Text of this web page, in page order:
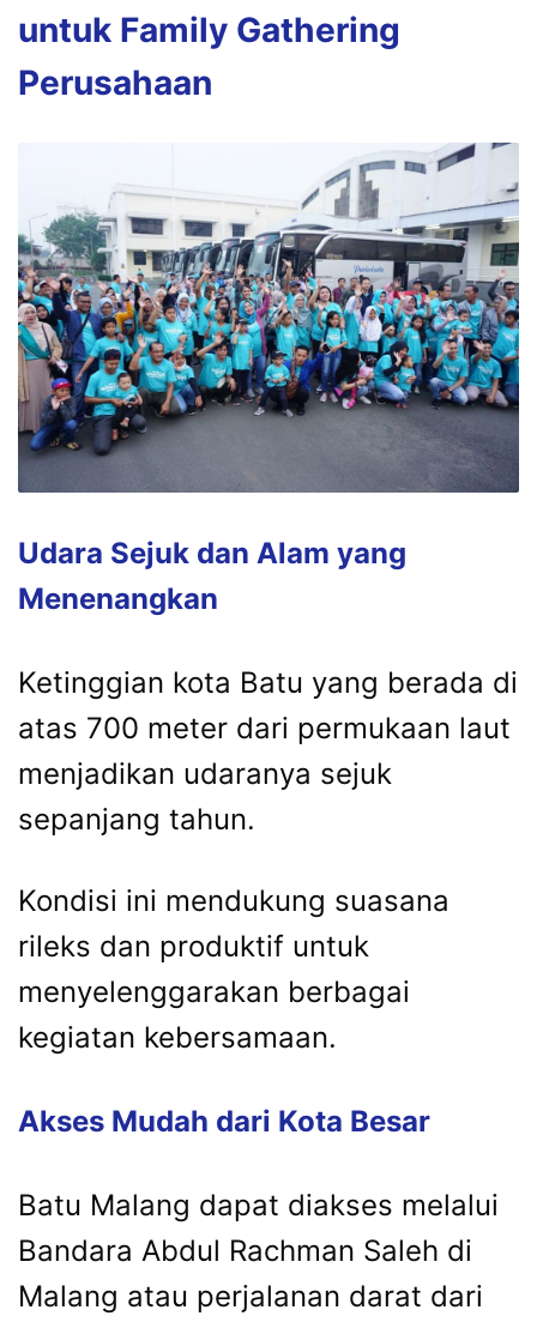
untuk Family Gathering
Perusahaan
Udara Sejuk dan Alam yang
Menenangkan
Ketinggian kota Batu yang berada di
atas 700 meter dari permukaan laut
menjadikan udaranya sejuk
sepanjang tahun.
Kondisi ini mendukung suasana
rileks dan produktif untuk
menyelenggarakan berbagai
kegiatan kebersamaan.
Akses Mudah dari Kota Besar
Batu Malang dapat diakses melalui
Bandara Abdul Rachman Saleh di
Malang atau perjalanan darat dari